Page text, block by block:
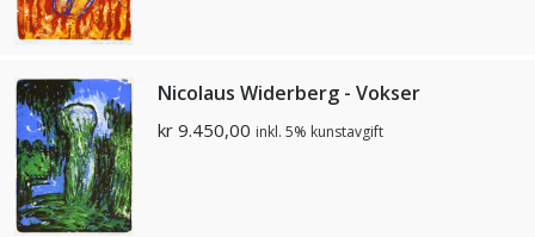
Nicolaus Widerberg - Vokser
kr 9.450,00 inkl. 5% kunstavgift